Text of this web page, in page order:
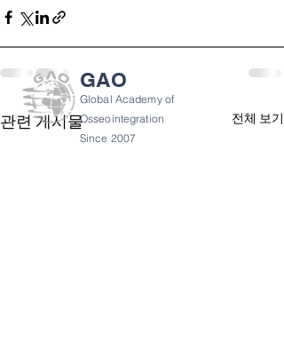
관련 게시물 전체 보기
GAO
Global Academy of
Osseointegration
Since 2007